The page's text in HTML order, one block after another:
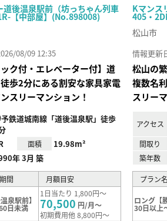
道後温泉駅前（坊っちゃん列車
【中部屋】(No.898008)
08/09 12:35
ック付・エレベーター付】道
歩2分にある割安な家具家電
スリーマンション！
鉄道城南線「道後温泉駅」徒歩
面積 19.98m²
年 3月 築
間 月額目安
泉駅前】
日未満
1日当たり 1,800円～
70,500 円/月～
初期費用他 8,800円～
Kマンス
405・
松山市
情報更新
松山の
複数名
スリー
アクセス
間取り
築年数
プラン
ロング【
30日以上